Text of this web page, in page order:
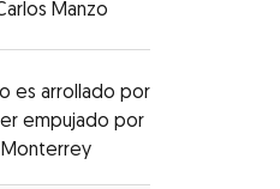
Manzo
es arrollado por
empujado por
Opens in new